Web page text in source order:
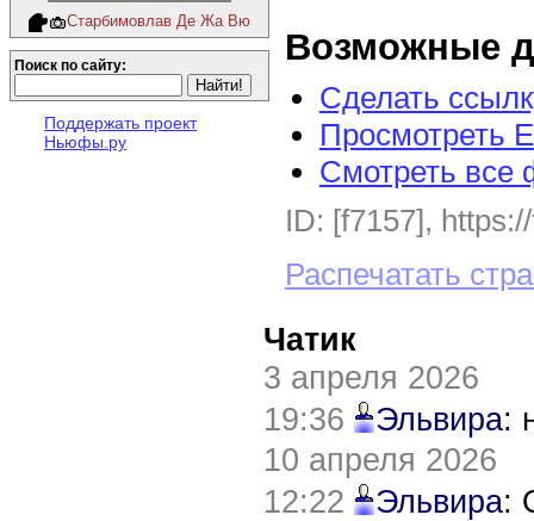
Старбимовлав Де Жа Вю
Поиск по сайту:
Поддержать проект
Ньюфы.ру
Возможные
Сделать
Просмотреть
Смотреть все
ID: [f7157],
Распечатать
Чатик
3 апреля 2026
19:36
Эльвира:
10 апреля 2026
12:22
Эльвира: